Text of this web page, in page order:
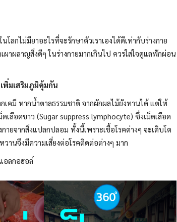
นโลกไม่มียาอะไรที่จะรักษาตัวเราเองได้ดีเท่ากับร่างกาย
ผาผลาญสิ่งดีๆ ในร่างกายมากเกินไป ควรใส่ใจดูแลพักผ่อน
พิ่มเสริมภูมิคุ้มกัน
เคมี หากน้ำตาลธรรมชาติ จากผักผลไม้ยังทานได้ แต่ให้
ลือดขาว (Sugar suppress lymphocyte) ซึ่งเม็ดเลือด
ยจากสิ่งแปลกปลอม ทั้งนี้เพราะเชื้อโรคต่างๆ จะเติบโต
านจึงมีความเสี่ยงต่อโรคติดต่อต่างๆ มาก
อลกอฮอล์